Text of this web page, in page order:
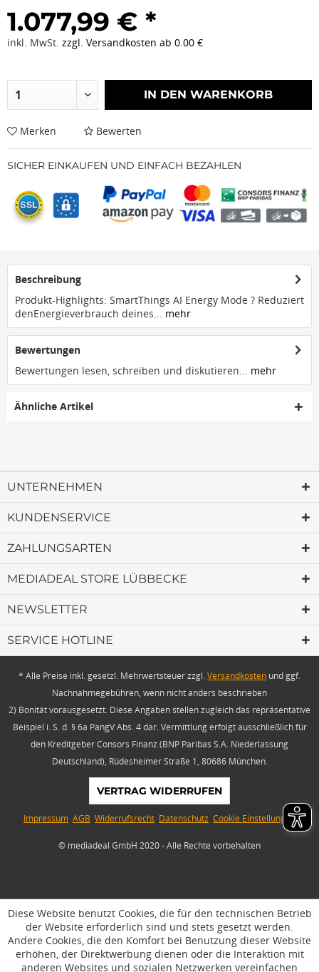
1.077,99 € *
inkl. MwSt. zzgl. Versandkosten ab 0.00 €
IN DEN WARENKORB
Merken Bewerten
SICHER EINKAUFEN UND EINFACH BEZAHLEN
Beschreibung
Produkt-Highlights: SmartThings AI Energy Mode ? Reduziert
denEnergieverbrauch deines... mehr
Bewertungen
Bewertungen lesen, schreiben und diskutieren... mehr
Ähnliche Artikel
UNTERNEHMEN
KUNDENSERVICE
ZAHLUNGSARTEN
MEDIADEAL STORE LÜBBECKE
NEWSLETTER
SERVICE HOTLINE
* Alle Preise inkl. gesetzl. Mehrwertsteuer zzgl.Versandkosten und ggf.
Nachnahmegebühren, wenn nicht anders beschrieben
2) Bonität vorausgesetzt. Diese Angaben stellen zugleich das repräsentative
Beispiel i. S. d. § 6a PangV Abs. 4 dar. Vermittlung erfolgt ausschließlich für
den Kreditgeber Consors Finanz (BNP Paribas S.A. Niederlassung
Deutschland), Rüdesheimer Straße 1, 80686 München.
VERTRAG WIDERRUFEN
Impressum AGB Widerrufsrecht Datenschutz Cookie Einstellungen
© mediadeal GmbH 2020 - Alle Rechte vorbehalten
Diese Website benutzt Cookies, die für den technischen Betrieb
der Website erforderlich sind und stets gesetzt werden.
Andere Cookies, die den Komfort bei Benutzung dieser Website
erhöhen, der Direktwerbung dienen oder die Interaktion mit
anderen Websites und sozialen Netzwerken vereinfachen